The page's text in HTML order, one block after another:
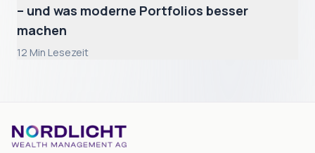
– und was moderne Portfolios besser
machen
12 Min Lesezeit